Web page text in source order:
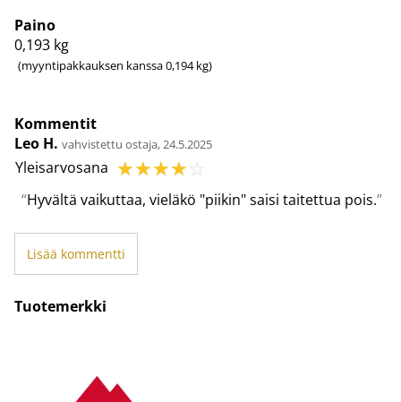
Paino
0,193 kg
(myyntipakkauksen kanssa 0,194 kg)
Kommentit
Leo H. vahvistettu ostaja, 24.5.2025
Yleisarvosana ☆☆☆☆☆
Hyvältä vaikuttaa, vieläkö "piikin" saisi taitettua pois.
Lisää kommentti
Tuotemerkki